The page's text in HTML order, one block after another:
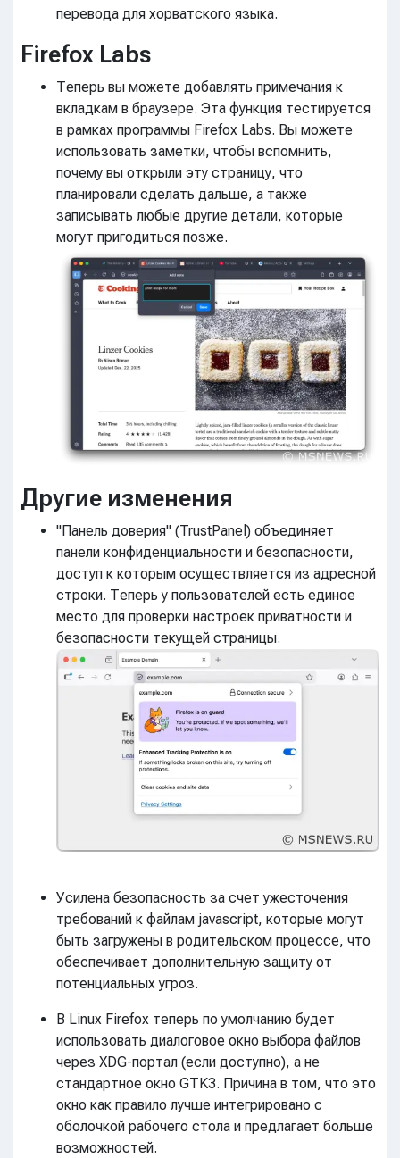
перевода для хорватского языка.
Firefox Labs
Теперь вы можете добавлять примечания к
вкладкам в браузере. Эта функция тестируется
в рамках программы Firefox Labs. Вы можете
использовать заметки, чтобы вспомнить,
почему вы открыли эту страницу, что
планировали сделать дальше, а также
записывать любые другие детали, которые
могут пригодиться позже.
Другие изменения
"Панель доверия" (TrustPanel) объединяет
панели конфиденциальности и безопасности,
доступ к которым осуществляется из адресной
строки. Теперь у пользователей есть единое
место для проверки настроек приватности и
безопасности текущей страницы.
Усилена безопасность за счет ужесточения
требований к файлам jаvascript, которые могут
быть загружены в родительском процессе, что
обеспечивает дополнительную защиту от
потенциальных угроз.
В Linux Firefox теперь по умолчанию будет
использовать диалоговое окно выбора файлов
через XDG-портал (если доступно), а не
стандартное окно GTK3. Причина в том, что это
окно как правило лучше интегрировано с
оболочкой рабочего стола и предлагает больше
возможностей.